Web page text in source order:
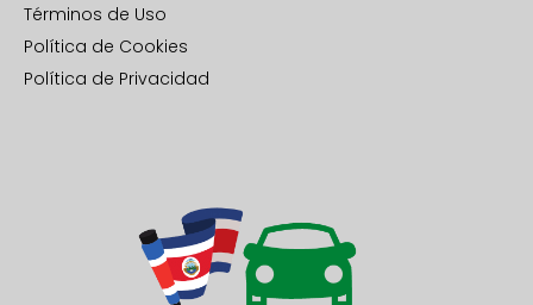
Términos de Uso
Política de Cookies
Política de Privacidad